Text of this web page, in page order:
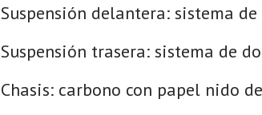
Suspensión delantera: sistema
Suspensión trasera: sistema de
Chasis: carbono con papel nido